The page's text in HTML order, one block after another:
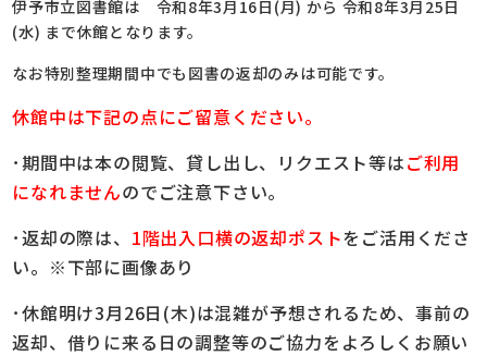
伊予市立図書館は 令和8年3月16日(月) から 令和8年3月25日
(水) まで休館となります。
なお特別整理期間中でも図書の返却のみは可能です。
休館中は下記の点にご留意ください。
･期間中は本の閲覧、貸し出し、リクエスト等はご利用
になれませんのでご注意下さい。
･返却の際は、 1階出入口横の返却ポストを ご活用くださ
い。※下部に画像あり
･休館明け3月26日(木)は混雑が予想されるため、事前の
返却、借りに来る日の調整等のご協力を よろしくお願い